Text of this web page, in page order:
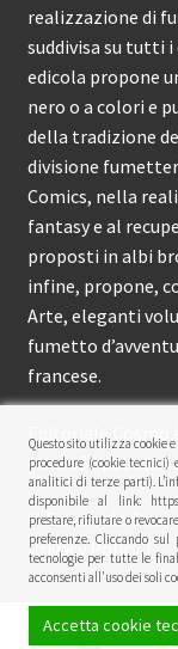
realizzazione di
suddivisa su tutti
edicola propone
nero o a colori e
della tradizione
divisione
Comics, nella
fantasy e al
proposti in albi
infine, propone,
Arte, eleganti
fumetto
francese.
Editoriale
circa 150
© Editoriale
Privacy Policy
Questo sito utilizza cookie
procedure (cookie
analitici di terze parti).
disponibile al link:
prestare, rifiutare o
preferenze. Cliccando
tecnologie per tutte le
acconsenti all'uso dei soli
Accetta cookie